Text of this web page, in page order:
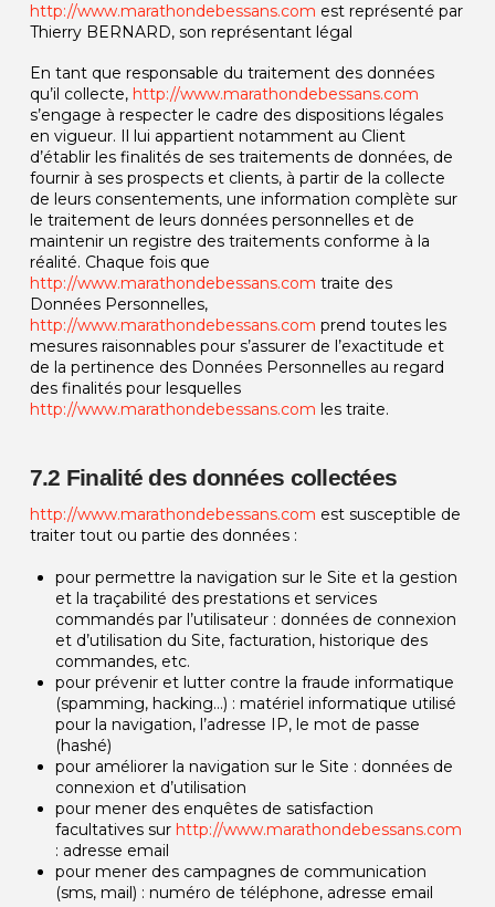
http://www.marathondebessans.com est représenté par
Thierry BERNARD, son représentant légal
En tant que responsable du traitement des données
qu’il collecte, http://www.marathondebessans.com
s’engage à respecter le cadre des dispositions légales
en vigueur. Il lui appartient notamment au Client
d’établir les finalités de ses traitements de données, de
fournir à ses prospects et clients, à partir de la collecte
de leurs consentements, une information complète sur
le traitement de leurs données personnelles et de
maintenir un registre des traitements conforme à la
réalité. Chaque fois que
http://www.marathondebessans.com traite des
Données Personnelles,
http://www.marathondebessans.com prend toutes les
mesures raisonnables pour s’assurer de l’exactitude et
de la pertinence des Données Personnelles au regard
des finalités pour lesquelles
http://www.marathondebessans.com les traite.
7.2 Finalité des données collectées
http://www.marathondebessans.com est susceptible de
traiter tout ou partie des données :
pour permettre la navigation sur le Site et la gestion
et la traçabilité des prestations et services
commandés par l’utilisateur : données de connexion
et d’utilisation du Site, facturation, historique des
commandes, etc.
pour prévenir et lutter contre la fraude informatique
(spamming, hacking…) : matériel informatique utilisé
pour la navigation, l’adresse IP, le mot de passe
(hashé)
pour améliorer la navigation sur le Site : données de
connexion et d’utilisation
pour mener des enquêtes de satisfaction
facultatives sur http://www.marathondebessans.com
: adresse email
pour mener des campagnes de communication
(sms, mail) : numéro de téléphone, adresse email